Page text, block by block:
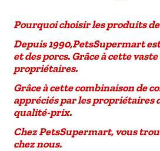
Pourquoi choisir les produits
Depuis1990,PetsSupermart
et des porcs. Grâce à cette
propriétaires.
Grâce à cette combinaison de
appréciés par les
qualité-prix.
Chez PetsSupermart, vous
chez nous.